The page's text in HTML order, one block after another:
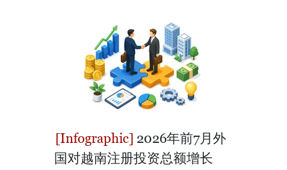
2026年前7月外
国对越南注册投资总额增长